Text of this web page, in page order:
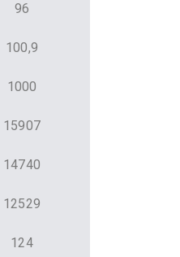
96
100,9
1000
15907
14740
12529
124